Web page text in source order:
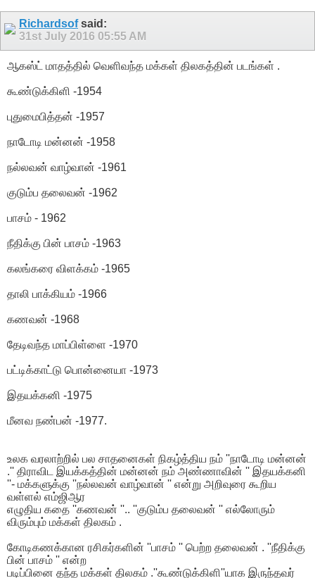
Richardsofsaid:
31st July 2016 05:55 AM
ஆகஸ்ட் மாதத்தில் வெளிவந்த மக்கள் திலகத்தின் படங்கள் .
கூண்டுக்கிளி -1954
புதுமைபித்தன் -1957
நாடோடி மன்னன் -1958
நல்லவன் வாழ்வான் -1961
குடும்ப தலைவன் -1962
பாசம் - 1962
நீதிக்கு பின் பாசம் -1963
கலங்கரை விளக்கம் -1965
தாலி பாக்கியம் -1966
கணவன் -1968
தேடிவந்த மாப்பிள்ளை -1970
பட்டிக்காட்டு பொன்னையா -1973
இதயக்கனி -1975
மீனவ நண்பன் -1977.
உலக வரலாற்றில் பல சாதனைகள் நிகழ்த்திய நம் ''நாடோடி மன்னன்
.'' திராவிட இயக்கத்தின் மன்னன் நம் அண்ணாவின் '' இதயக்கனி
''- மக்களுக்கு ''நல்லவன் வாழ்வான் '' என்று அறிவுரை கூறிய
வள்ளல் எம்ஜிஆர
எழுதிய கதை ''கணவன் ''.. ''குடும்ப தலைவன் '' எல்லோரும்
விரும்பும் மக்கள் திலகம் .
கோடிகணக்கான ரசிகர்களின் ''பாசம் '' பெற்ற தலைவன் . ''நீதிக்கு
பின் பாசம் '' என்ற
படிப்பினை தந்த மக்கள் திலகம் .''கூண்டுக்கிளி''யாக இருந்தவர்